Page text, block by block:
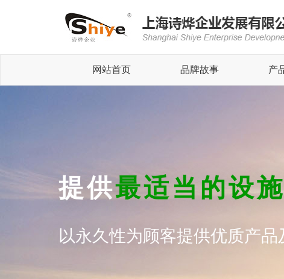
网站首页 品牌故事 产
提供最适当的设施
以永久性为顾客提供优质产品